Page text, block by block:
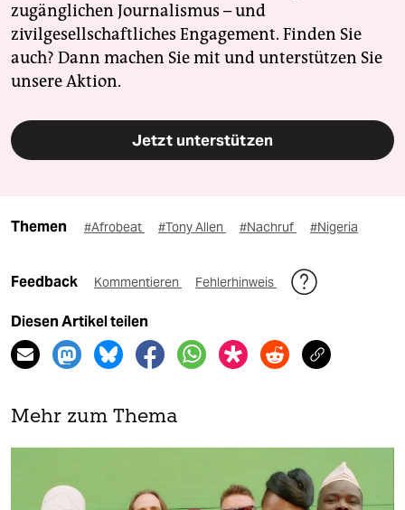
zugänglichen Journalismus – und
zivilgesellschaftliches Engagement. Finden Sie
auch? Dann machen Sie mit und unterstützen Sie
unsere Aktion.
Jetzt unterstützen
Themen #Afrobeat #Tony Allen #Nachruf #Nigeria
Feedback Kommentieren Fehlerhinweis
Diesen Artikel teilen
Mehr zum Thema